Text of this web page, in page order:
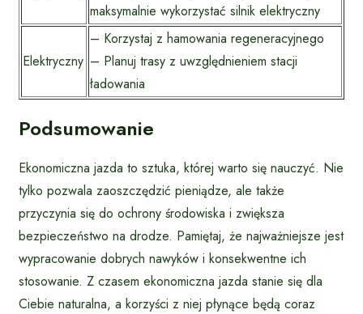
maksymalnie wykorzystać silnik elektryczny
Elektryczny
– Korzystaj z hamowania regeneracyjnego
– Planuj trasy z uwzględnieniem stacji
ładowania
Podsumowanie
Ekonomiczna jazda to sztuka, której warto się nauczyć. Nie
tylko pozwala zaoszczędzić pieniądze, ale także
przyczynia się do ochrony środowiska i zwiększa
bezpieczeństwo na drodze. Pamiętaj, że najważniejsze jest
wypracowanie dobrych nawyków i konsekwentne ich
stosowanie. Z czasem ekonomiczna jazda stanie się dla
Ciebie naturalna, a korzyści z niej płynące będą coraz